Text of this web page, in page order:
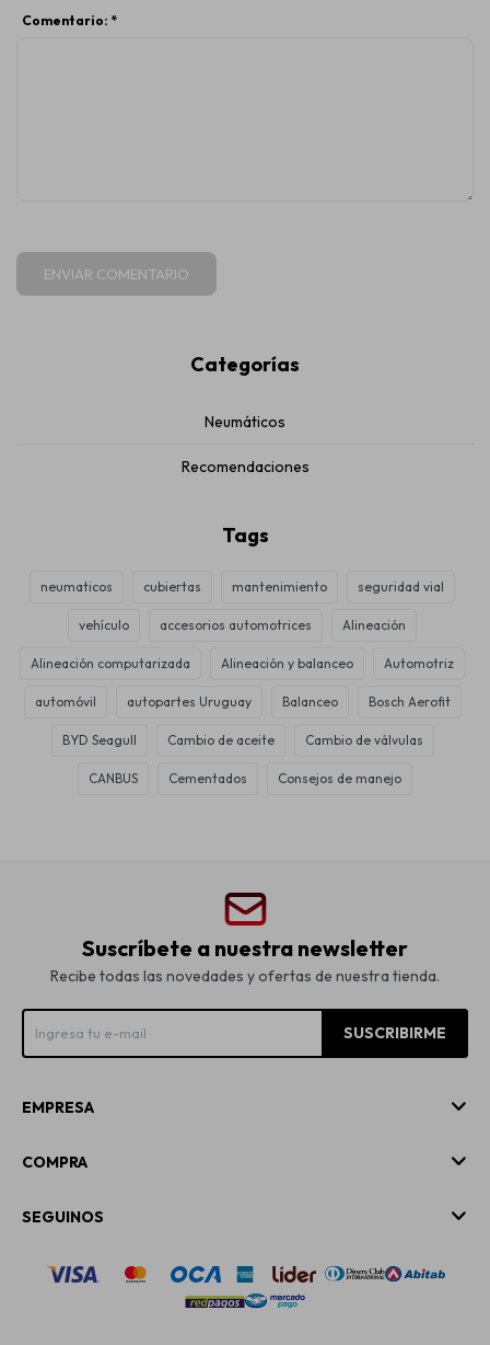
Comentario: *
ENVIAR COMENTARIO
Categorías
Neumáticos
Recomendaciones
Tags
neumaticos cubiertas mantenimiento seguridad vial
vehículo accesorios automotrices Alineación
Alineación computarizada Alineación y balanceo Automotriz
automóvil autopartes Uruguay Balanceo Bosch Aerofit
BYD Seagull Cambio de aceite Cambio de válvulas
CANBUS Cementados Consejos de manejo
Suscríbete a nuestra newsletter
Recibe todas las novedades y ofertas de nuestra tienda.
SUSCRIBIRME
EMPRESA
COMPRA
SEGUINOS